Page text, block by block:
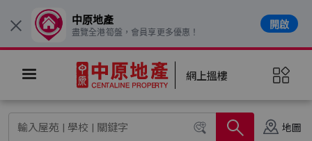
網上搵樓
地圖
× 中原地產
盡覽全港筍盤，會員享更多優惠！
開啟